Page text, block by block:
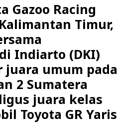
Gazoo Racing
Timur,
Indiarto (DKI)
juara umum pada
2 Sumatera
juara kelas
Toyota GR Yaris